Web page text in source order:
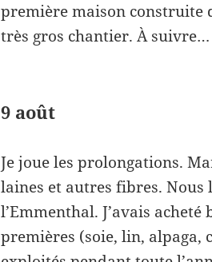
première maison construite
très gros chantier. À suivre…
9 août
Je joue les prolongations.
laines et autres fibres. Nous
l’Emmenthal. J’avais
premières (soie, lin, alpaga,